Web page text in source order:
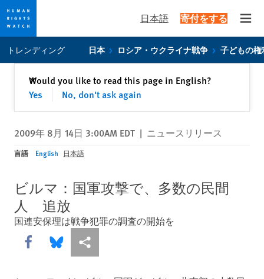
privacy
content
日本語 寄付をする
トレンディング 日本 ロシア・ウクライナ戦争 子どもの権
Would you like to read this page in English?
Yes
No, don't ask again
✕閉じる
2009年 8月 14日 3:00AM EDT | ニュースリリース
言語 English 日本語
ビルマ：国軍攻撃で、多数の民間
人 追放
国連安保理は戦争犯罪の調査の開始を
Share this via Facebook
Share this via Bluesky
More sharing options